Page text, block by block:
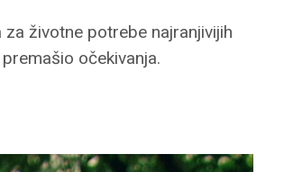
životne potrebe najranjivijih
očekivanja.